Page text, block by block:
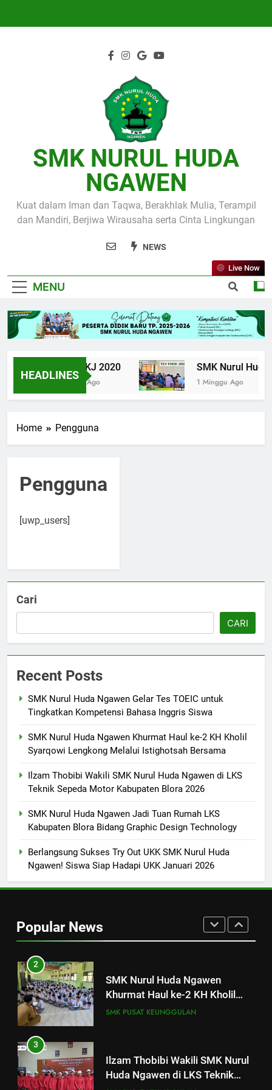
SMK NURUL HUDA
NGAWEN
Kuat dalam Iman dan Taqwa, Berakhlak Mulia, Terampil
dan Mandiri, Berjiwa Wirausaha serta Cinta Lingkungan
NEWS
MENU
Live Now
HEADLINES
UPK TKJ 2020
6 Tahun Ago
SMK Nurul Huda
1 Minggu Ago
Home Pengguna
Pengguna
[uwp_users]
Cari
CARI
Recent Posts
SMK Nurul Huda Ngawen Gelar Tes TOEIC untuk
Tingkatkan Kompetensi Bahasa Inggris Siswa
SMK Nurul Huda Ngawen Khurmat Haul ke-2 KH Kholil
Syarqowi Lengkong Melalui Istighotsah Bersama
Ilzam Thobibi Wakili SMK Nurul Huda Ngawen di LKS
Teknik Sepeda Motor Kabupaten Blora 2026
SMK Nurul Huda Ngawen Jadi Tuan Rumah LKS
Kabupaten Blora Bidang Graphic Design Technology
Berlangsung Sukses Try Out UKK SMK Nurul Huda
Ngawen! Siswa Siap Hadapi UKK Januari 2026
Popular News
SMK PUSAT KEUNGGULAN
6
Laporan Rekapitulasi
SMK Nurul Huda Ngawen Awali
Semester Genap dengan
SMK PUSAT KEUNGGULAN
Sukses! EKKS SMK Nurul Huda
Ngawen Digelar dengan
Semangat Meningkatkan Mutu
Pendidikan
SMK PUSAT KEUNGGULAN
1
Tes TOEIC untuk Tingkatkan
Kompetensi Bahasa Inggris
Siswa
2
SMK Nurul Huda Ngawen
Khurmat Haul ke-2 KH Kholil
Syarqowi Lengkong Melalui
SMK PUSAT KEUNGGULAN
3
Ilzam Thobibi Wakili SMK Nurul
Huda Ngawen di LKS Teknik